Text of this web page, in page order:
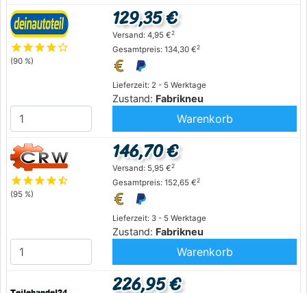
starstarstarstarstar_outline
(90 %)
Lieferzeit: 2 - 5 Werktage
Zustand: Fabrikneu
129,35 €
Versand: 4,95 €2
Gesamtpreis: 134,30 €2
Warenkorb
starstarstarstarstar_half
(95 %)
Lieferzeit: 3 - 5 Werktage
Zustand: Fabrikneu
146,70 €
Versand: 5,95 €2
Gesamtpreis: 152,65 €2
Warenkorb
226,95 €